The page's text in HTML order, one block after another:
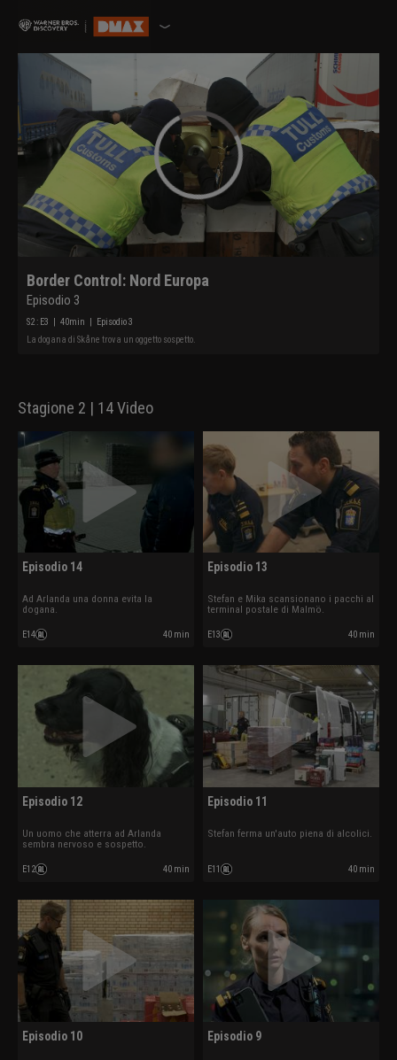
Border Control: Nord Europa
Episodio 3
S2 : E3 | 40min | Episodio 3
La dogana di Skåne trova un oggetto sospetto.
Stagione 2 | 14 Video
Episodio 14
Ad Arlanda una donna evita la
dogana.
E14 40 min
Episodio 13
Stefan e Mika scansionano i pacchi al
terminal postale di Malmö.
E13 40 min
Episodio 12
Un uomo che atterra ad Arlanda
sembra nervoso e sospetto.
E12 40 min
Episodio 11
Stefan ferma un'auto piena di alcolici.
E11 40 min
Episodio 10 Episodio 9